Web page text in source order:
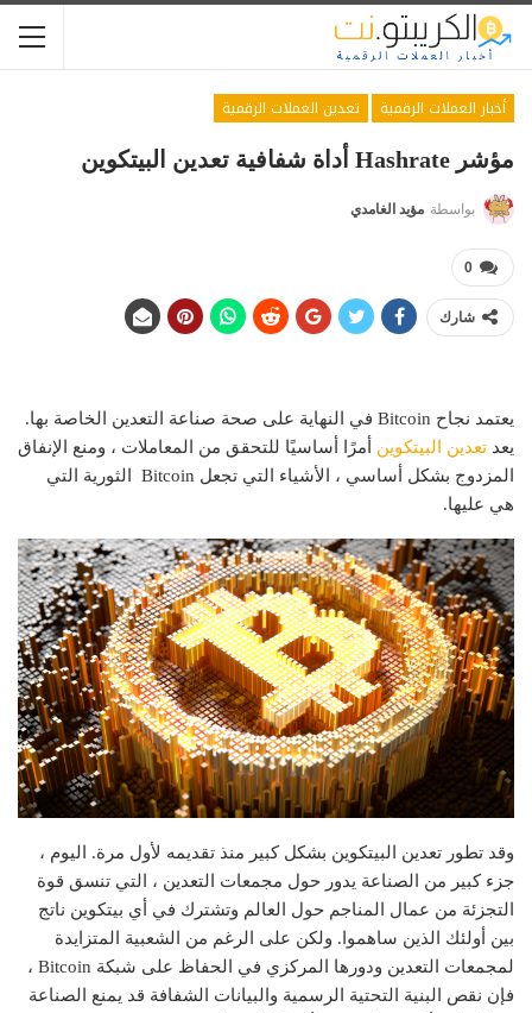
أخبار العملات الرقمية
تعدين العملات الرقمية
مؤشر Hashrate أداة شفافية تعدين البيتكوين
بواسطة مؤيد الغامدي
0
شارك
يعتمد نجاح Bitcoin في النهاية على صحة صناعة التعدين الخاصة بها.
يعد تعدين البيتكوين أمرًا أساسيًا للتحقق من المعاملات ، ومنع الإنفاق
المزدوج بشكل أساسي ، الأشياء التي تجعل Bitcoin الثورية التي
هي عليها.
وقد تطور تعدين البيتكوين بشكل كبير منذ تقديمه لأول مرة. اليوم ،
جزء كبير من الصناعة يدور حول مجمعات التعدين ، التي تنسق قوة
التجزئة من عمال المناجم حول العالم وتشترك في أي بيتكوين ناتج
بين أولئك الذين ساهموا. ولكن على الرغم من الشعبية المتزايدة
لمجمعات التعدين ودورها المركزي في الحفاظ على شبكة Bitcoin ،
فإن نقص البنية التحتية الرسمية والبيانات الشفافة قد يمنع الصناعة